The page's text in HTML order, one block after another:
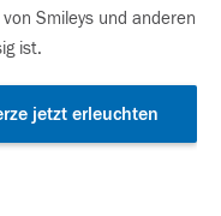
Smileys und anderen
ist.
jetzt erleuchten